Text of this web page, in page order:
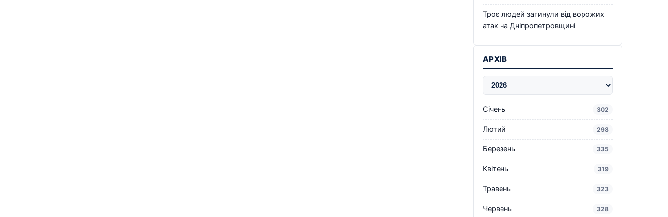
Троє людей загинули від ворожих
атак на Дніпропетровщині
АРХІВ
Січень 302
Лютий 298
Березень 335
Квітень 319
Травень 323
Червень 328